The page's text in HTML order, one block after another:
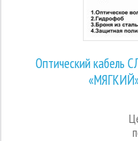
Оптический